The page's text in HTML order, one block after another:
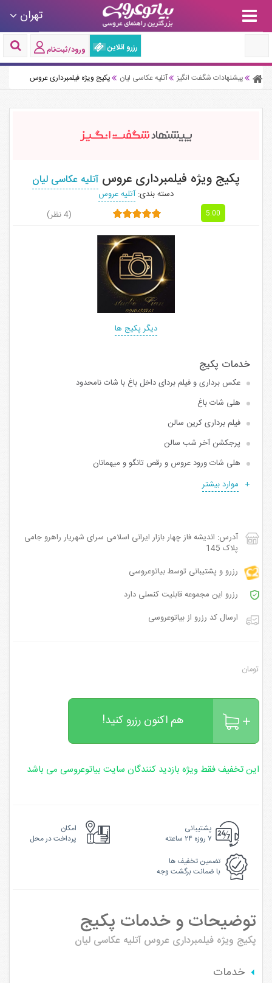
تهران
رزرو آنلاین ورود/ثبت‌نام
پیشنهادات شگفت انگیز آتلیه عکاسی لیان پکیج ویژه فیلمبرداری عروس
پکیج ویژه فیلمبرداری عروس آتلیه عکاسی لیان
دسته بندی: آتلیه عروس
5.00 (4 نظر)
دیگر پکیج ها
عکس برداری و فیلم بردای داخل باغ با شات نامحدود
هلی شات باغ
فیلم برداری کرین سالن
پرجکشن آخر شب سالن
هلی شات ورود عروس و رقص تانگو و میهمانان
موارد بیشتر
آدرس: اندیشه فاز چهار بازار ایرانی اسلامی سرای شهریار راهرو جامی
پلاک 145
رزرو و پشتیبانی توسط بیاتوعروسی
رزرو این مجموعه قابلیت کنسلی دارد
ارسال کد رزرو از بیاتوعروسی
تومان
هم اکنون رزرو کنید!
این تخفیف فقط ویژه بازدید کنندگان سایت بیاتوعروسی می باشد
پشتیبانی
۷ روزه ۲۴ ساعته
امکان
پرداخت در محل
تضمین تخفیف ها
با ضمانت برگشت وجه
توضیحات و خدمات پکیج
پکیج ویژه فیلمبرداری عروس آتلیه عکاسی لیان
خدمات